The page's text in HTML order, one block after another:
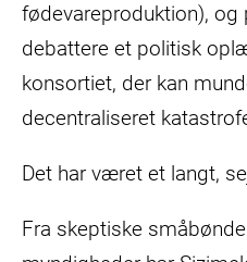
fødevareproduktion), og
debattere et politisk
konsortiet, der kan
decentraliseret
Det har været et langt,
Fra skeptiske